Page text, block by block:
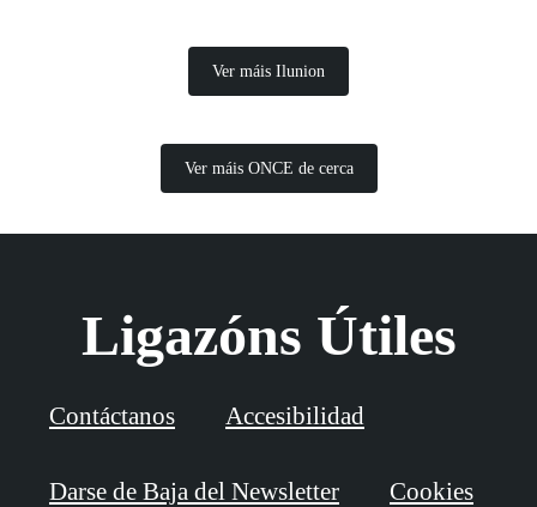
Ver máis Ilunion
Ver máis ONCE de cerca
Ligazóns Útiles
Contáctanos Accesibilidad
Darse de Baja del Newsletter Cookies